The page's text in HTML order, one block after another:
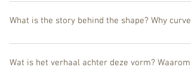
Let me reverse the question, why are 99,9%
mathematician Gabriel Lamé (1795–1870),
What is the story behind the shape? Why
Let me reverse the question, why are 99,9%
French mathematician Gabriel Lamé
Wat is het verhaal achter deze vorm? Waarom